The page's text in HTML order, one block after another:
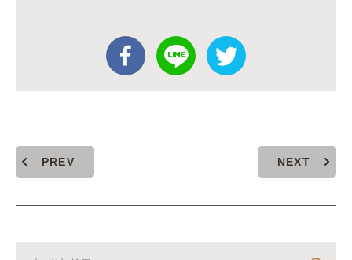
PREV NEXT